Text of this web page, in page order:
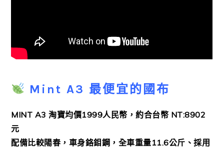
Mint A3 最便宜的國布
MINT A3 淘寶均價1999人民幣，約合台幣 NT:8902
元
配備比較陽春，車身鉻鉬鋼，全車重量11.6公斤、採用